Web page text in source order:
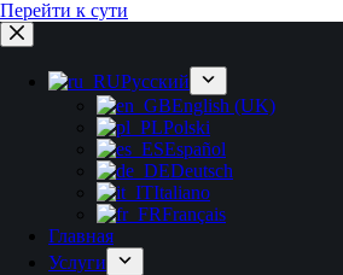
Перейти к сути
Русский
English (UK)
Polski
Español
Deutsch
Italiano
Français
Главная
Услуги